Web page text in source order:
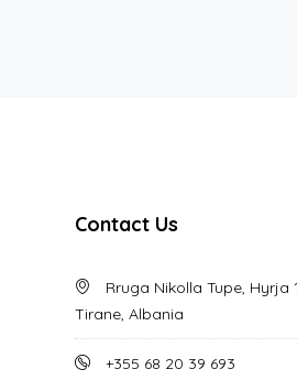
Contact Us
Rruga Nikolla Tupe, Hyrja
Tirane, Albania
+355 68 20 39 693